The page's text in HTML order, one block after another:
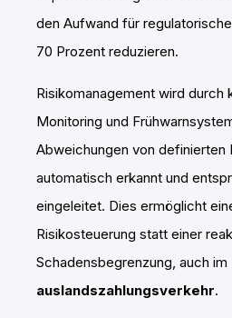
den Aufwand für
70 Prozent reduzieren.
Risikomanagement wird durch
Monitoring und
Abweichungen von definierten
automatisch erkannt und
eingeleitet. Dies ermöglicht
Risikosteuerung statt einer
Schadensbegrenzung, auch im
auslandszahlungsverkehr.